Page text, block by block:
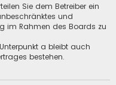
Sie dem Betreiber ein
und
im Rahmen des Boards zu
a bleibt auch
bestehen.